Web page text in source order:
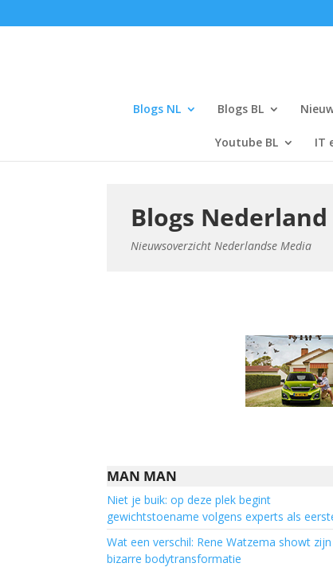
Blogs NL Blogs BL
Youtube BL IT
Blogs Nederland
Nieuwsoverzicht Nederlandse Media
MAN MAN
Niet je buik: op deze plek begint
gewichtstoename volgens experts als
Wat een verschil: Rene Watzema showt zijn
bizarre bodytransformatie